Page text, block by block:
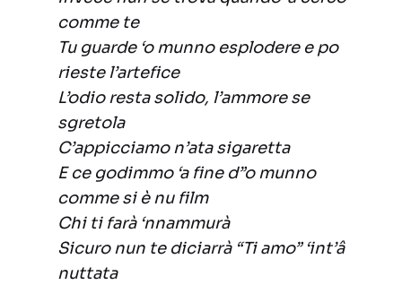
comme te
Tu guarde ‘o munno esplodere e po
rieste l’artefice
L’odio resta solido, l’ammore se
sgretola
C’appicciamo n’ata sigaretta
E ce godimmo ‘a fine d”o munno
comme si è nu film
Chi ti farà ‘nnammurà
Sicuro nun te diciarrà “Ti amo” ‘int’â
nuttata